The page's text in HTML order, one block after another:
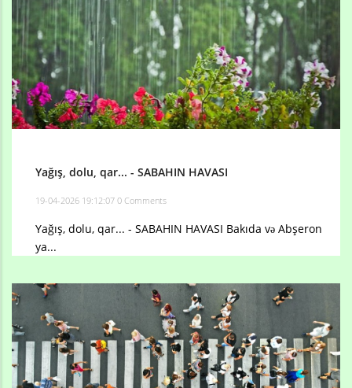
Yağış, dolu, qar... - SABAHIN HAVASI
19-04-2026 19:12:07 0 Comments
Yağış, dolu, qar... - SABAHIN HAVASI Bakıda və Abşeron
ya...